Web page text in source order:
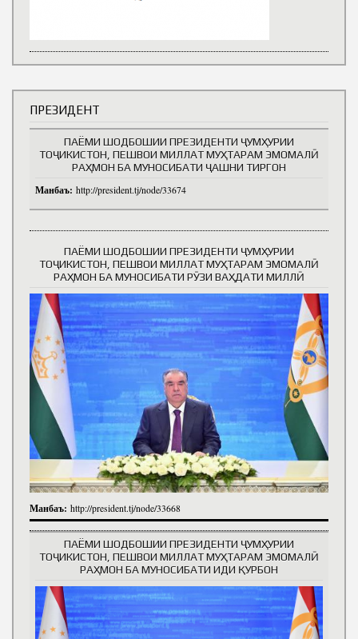
ПРЕЗИДЕНТ
ПАЁМИ ШОДБОШИИ ПРЕЗИДЕНТИ ҶУМҲУРИИ
ТОҶИКИСТОН, ПЕШВОИ МИЛЛАТ МУҲТАРАМ ЭМОМАЛӢ
РАҲМОН БА МУНОСИБАТИ ҶАШНИ ТИРГОН
Манбаъ: http://president.tj/node/33674
ПАЁМИ ШОДБОШИИ ПРЕЗИДЕНТИ ҶУМҲУРИИ
ТОҶИКИСТОН, ПЕШВОИ МИЛЛАТ МУҲТАРАМ ЭМОМАЛӢ
РАҲМОН БА МУНОСИБАТИ РӮЗИ ВАҲДАТИ МИЛЛӢ
Манбаъ: http://president.tj/node/33668
ПАЁМИ ШОДБОШИИ ПРЕЗИДЕНТИ ҶУМҲУРИИ
ТОҶИКИСТОН, ПЕШВОИ МИЛЛАТ МУҲТАРАМ ЭМОМАЛӢ
РАҲМОН БА МУНОСИБАТИ ИДИ ҚУРБОН